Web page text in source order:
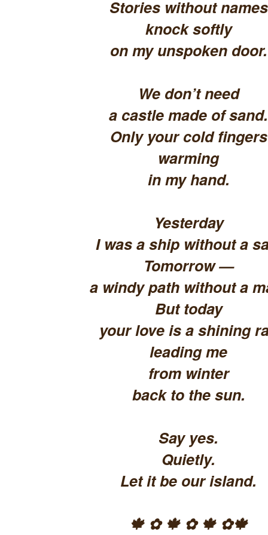
Stories without names
knock softly
on my unspoken door.
We don’t need
a castle made of sand.
Only your cold fingers
warming
in my hand.
Yesterday
I was a ship without a
Tomorrow —
a windy path without a
But today
your love is a shining
leading me
from winter
back to the sun.
Say yes.
Quietly.
Let it be our island.
🍁 ✿ 🍁 ✿ 🍁 ✿🍁